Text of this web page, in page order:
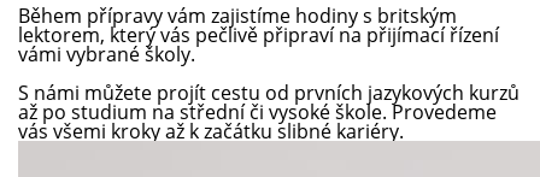
Během přípravy vám zajistíme hodiny s britským
lektorem, který vás pečlivě připraví na přijímací řízení
vámi vybrané školy.
S námi můžete projít cestu od prvních jazykových kurzů
až po studium na střední či vysoké škole. Provedeme
vás všemi kroky až k začátku slibné kariéry.